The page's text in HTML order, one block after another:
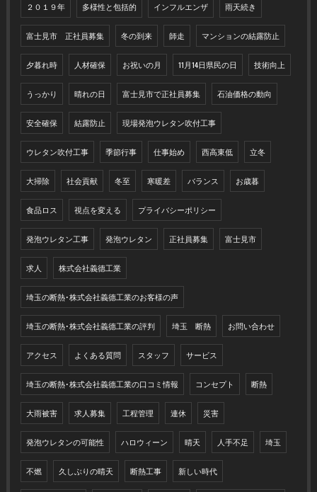
２０１９年 多様性と包括的 インフルエンザ 雨天続き
富士見市 正社員募集 冬の到来 師走 マンションの結露防止
夕暮れ時 人材確保 お祝いの月 11月14日県民の日 技術向上
うっかり 晴れの日 富士見市で正社員募集 石油価格の動向
安全確保 結露防止 現場発泡ウレタン吹付工事
ウレタン吹付工事 季節行事 仕事始め 西高東低 立冬
大掃除 社会貢献 冬至 寒暖差 バランス お歳暮
食品ロス 視点を変える プライバシーポリシー
発泡ウレタン工事 発泡ウレタン 正社員募集 富士見市
求人 株式会社義德工業
埼玉の断熱･株式会社義德工業のお客様の声
埼玉の断熱･株式会社義德工業の評判 埼玉 断熱 お問い合わせ
アクセス よくある質問 スタッフ サービス
埼玉の断熱･株式会社義德工業の口コミ情報 コンセプト 断熱
大雨被害 求人募集 工程管理 連休 災害
発泡ウレタンの可能性 ハロウィーン 晴天 人手不足 埼玉
不燃 久しぶりの晴天 断熱工事 新しい時代